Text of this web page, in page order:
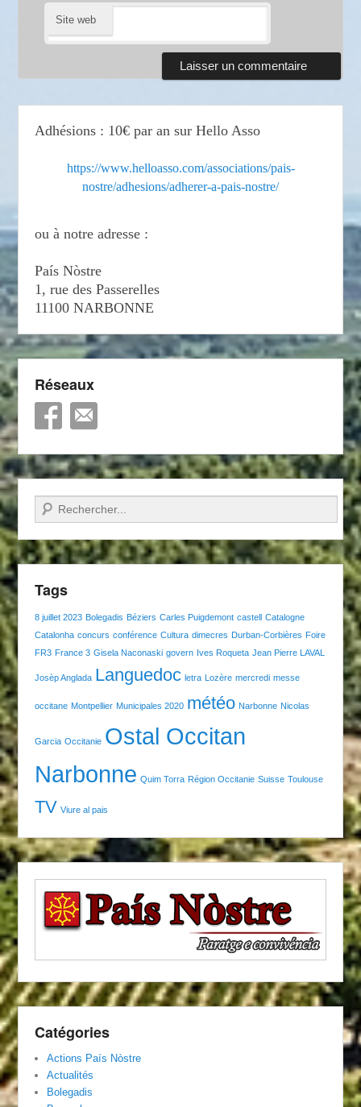
Site web
Adhésions : 10€ par an sur Hello Asso
https://www.helloasso.com/associations/pais-
nostre/adhesions/adherer-a-pais-nostre/
ou à notre adresse :
País Nòstre
1, rue des Passerelles
11100 NARBONNE
Réseaux
Recherche
Tags
8 juillet 2023 Bolegadis Béziers Carles Puigdemont castell Catalogne
Catalonha concurs conférence Cultura dimecres Durban-Corbières Foire
FR3 France 3 Gisela Naconaski govern Ives Roqueta Jean Pierre LAVAL
Josèp Anglada Languedoc letra Lozère mercredi messe
occitane Montpellier Municipales 2020 météo Narbonne Nicolas
Garcia Occitanie Ostal Occitan
Narbonne Quim Torra Région Occitanie Suisse Toulouse
TV Viure al pais
Catégories
Actions País Nòstre
Actualités
Bolegadis